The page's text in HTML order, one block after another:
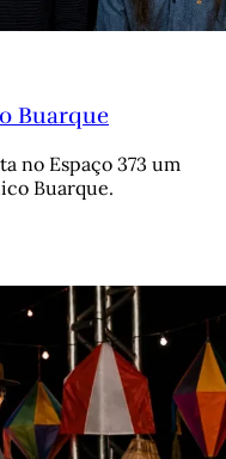
Buarque
no Espaço 373 um
Buarque.